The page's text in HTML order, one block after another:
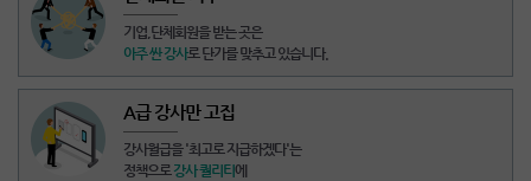
기업,단체회원을 받는 곳은
아주 싼 강사로 단가를 맞추고 있습니다.
A급 강사만 고집
강사월급을'최고로 지급하겠다'는
정책으로 강사 퀄리티에